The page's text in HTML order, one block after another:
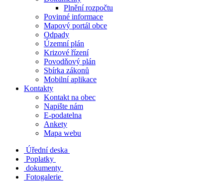
Plnění rozpočtu
Povinné informace
Mapový portál obce
Odpady
Územní plán
Krizové řízení
Povodňový plán
Sbírka zákonů
Mobilní aplikace
Kontakty
Kontakt na obec
Napište nám
E-podatelna
Ankety
Mapa webu
Úřední deska
Poplatky
dokumenty
Fotogalerie